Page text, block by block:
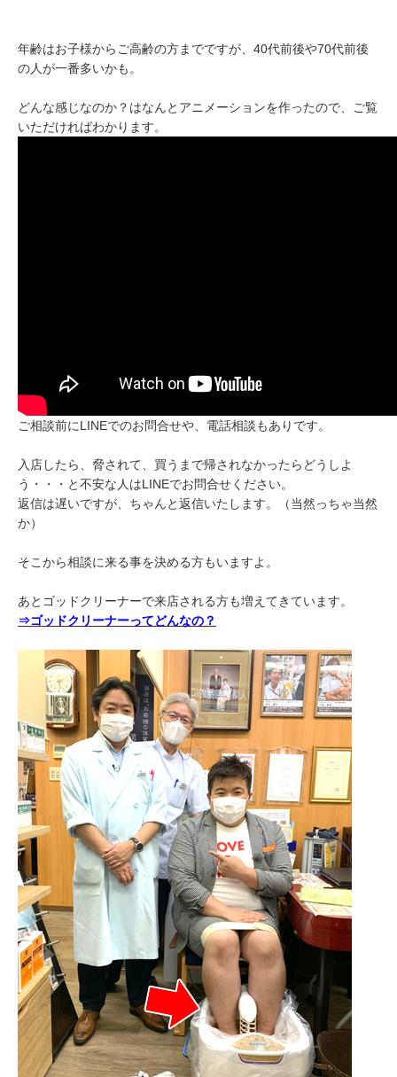
年齢はお子様からご高齢の方までですが、40代前後や70代前後
の人が一番多いかも。
どんな感じなのか？はなんとアニメーションを作ったので、ご覧
いただければわかります。
ご相談前にLINEでのお問合せや、電話相談もありです。
入店したら、脅されて、買うまで帰されなかったらどうしよ
う・・・と不安な人はLINEでお問合せください。
返信は遅いですが、ちゃんと返信いたします。（当然っちゃ当然
か）
そこから相談に来る事を決める方もいますよ。
あとゴッドクリーナーで来店される方も増えてきています。
⇒ゴッドクリーナーってどんなの？